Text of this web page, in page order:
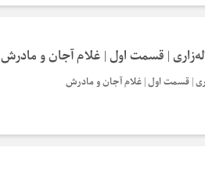
| قسمت اول | غلام آجان و مادرش
| قسمت اول | غلام آجان و مادرش